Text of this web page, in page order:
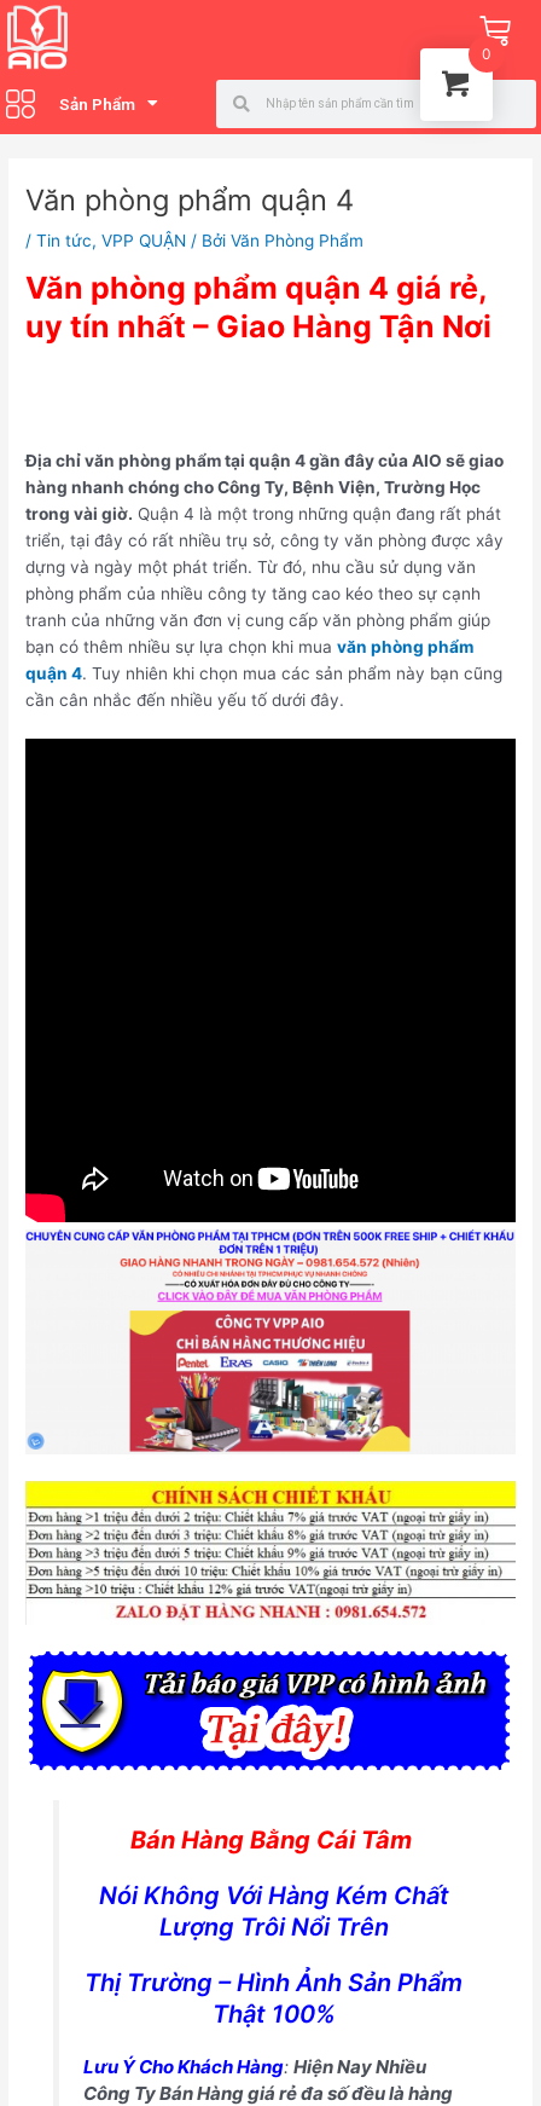
Nhảy
tới
nội
dung
Sản Phẩm
Search
Văn phòng phẩm quận 4
/Tin tức,VPP QUẬN / BởiVăn Phòng Phẩm
Văn phòng phẩm quận 4 giá rẻ,
uy tín nhất – Giao Hàng Tận Nơi
Địa chỉ văn phòng phẩm tại quận 4 gần đây của AIO sẽ giao
hàng nhanh chóng cho Công Ty, Bệnh Viện, Trường Học
trong vài giờ. Quận 4 là một trong những quận đang rất phát
triển, tại đây có rất nhiều trụ sở, công ty văn phòng được xây
dựng và ngày một phát triển. Từ đó, nhu cầu sử dụng văn
phòng phẩm của nhiều công ty tăng cao kéo theo sự cạnh
tranh của những văn đơn vị cung cấp văn phòng phẩm giúp
bạn có thêm nhiều sự lựa chọn khi muavăn phòng phẩm
quận 4. Tuy nhiên khi chọn mua các sản phẩm này bạn cũng
cần cân nhắc đến nhiều yếu tố dưới đây.
Bán Hàng Bằng Cái Tâm
Nói Không Với Hàng Kém Chất
Lượng Trôi Nổi Trên
Thị Trường – Hình Ảnh Sản Phẩm
Thật 100%
Lưu Ý Cho Khách Hàng: Hiện Nay Nhiều
Công Ty Bán Hàng giá rẻ đa số đều là hàng
Điều
hướng
bài
viết
0